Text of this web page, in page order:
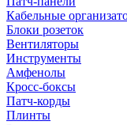
Кабельные
Блоки розеток
Вентиляторы
Инструменты
Амфенолы
Кросс-боксы
Патч-корды
Плинты